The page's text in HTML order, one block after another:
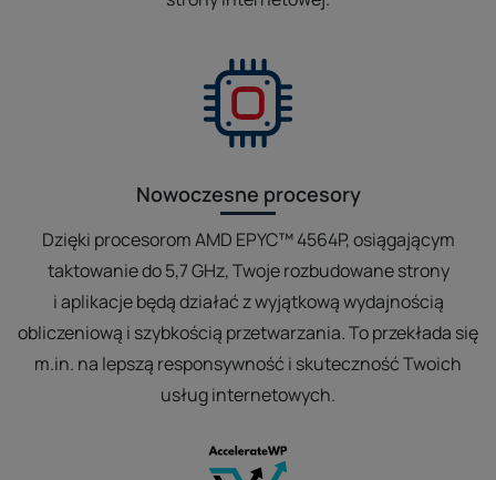
Nowoczesne procesory
Dzięki procesorom AMD EPYC™ 4564P, osiągającym
taktowanie do 5,7 GHz, Twoje rozbudowane strony
i aplikacje będą działać z wyjątkową wydajnością
obliczeniową i szybkością przetwarzania. To przekłada się
m.in. na lepszą responsywność i skuteczność Twoich
usług internetowych.